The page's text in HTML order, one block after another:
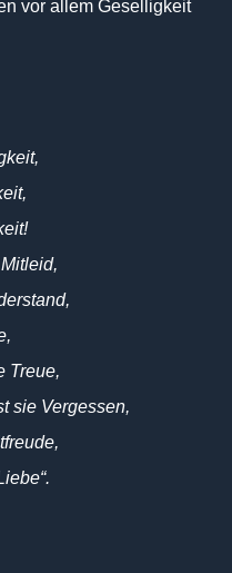
vor allem Geselligkeit
Treue,
sie Vergessen,